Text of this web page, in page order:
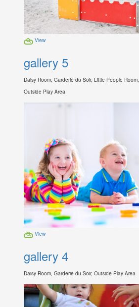
View
gallery 5
Daisy Room, Garderie du Soir, Little People Room,
Outside Play Area
View
gallery 4
Daisy Room, Garderie du Soir, Outside Play Area